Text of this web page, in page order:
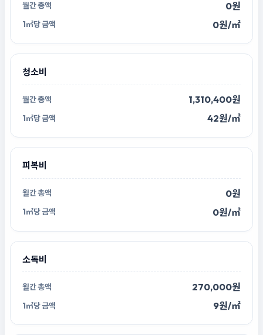
0원
0원/㎡
청소비
1,310,400원
42원/㎡
피복비
0원
0원/㎡
소독비
270,000원
9원/㎡